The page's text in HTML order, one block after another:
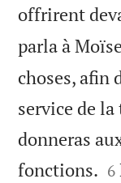
offrirent
parla à
choses, afin
service de
donneras
fonctions. 
6